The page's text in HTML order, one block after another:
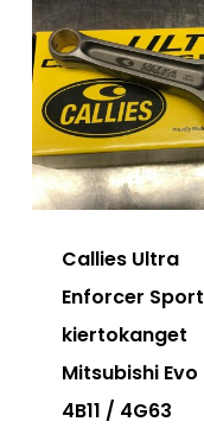
Callies Ultra
Enforcer Sport
kiertokanget
Mitsubishi Evo
4B11 / 4G63